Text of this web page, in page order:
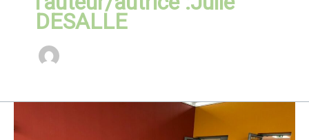
DESALLE
semaine